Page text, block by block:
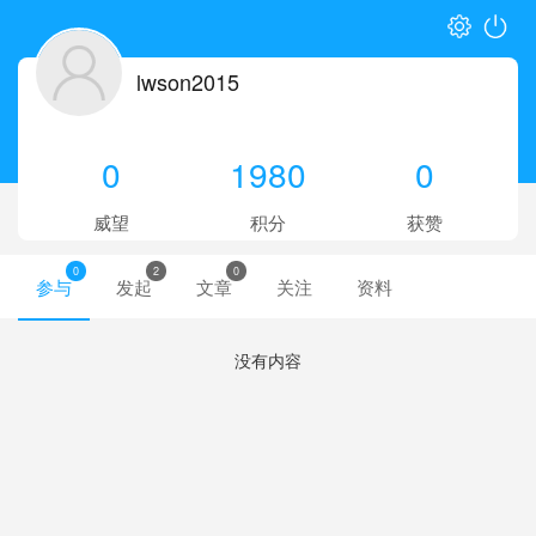
lwson2015
0
威望
1980
积分
0
获赞
参与
0
发起
2
文章
0
关注 资料
没有内容